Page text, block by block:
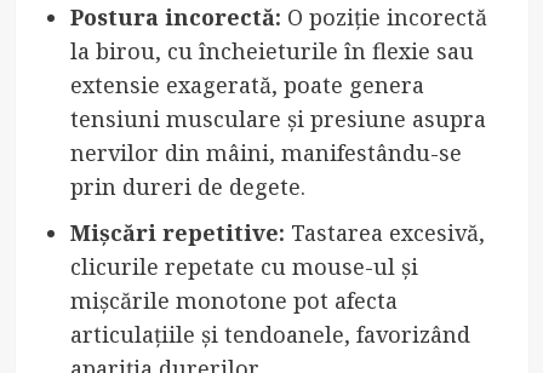
Postura incorectă: O poziție incorectă
la birou, cu încheieturile în flexie sau
extensie exagerată, poate genera
tensiuni musculare și presiune asupra
nervilor din mâini, manifestându-se
prin dureri de degete.
Mișcări repetitive: Tastarea excesivă,
clicurile repetate cu mouse-ul și
mișcările monotone pot afecta
articulațiile și tendoanele, favorizând